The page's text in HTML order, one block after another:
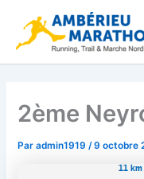
contenu
2ème
Paradmin1919/9 octobre